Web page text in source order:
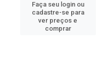
Faça seu login ou
cadastre-se para
ver preços e
comprar